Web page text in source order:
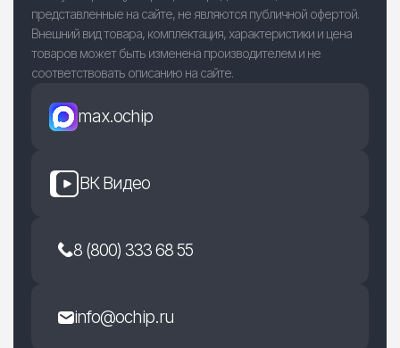
представленные на сайте, не являются публичной офертой.
Внешний вид товара, комплектация, характеристики и цена
товаров может быть изменена производителем и не
соответствовать описанию на сайте.
max.ochip
ВК Видео
8 (800) 333 68 55
info@ochip.ru